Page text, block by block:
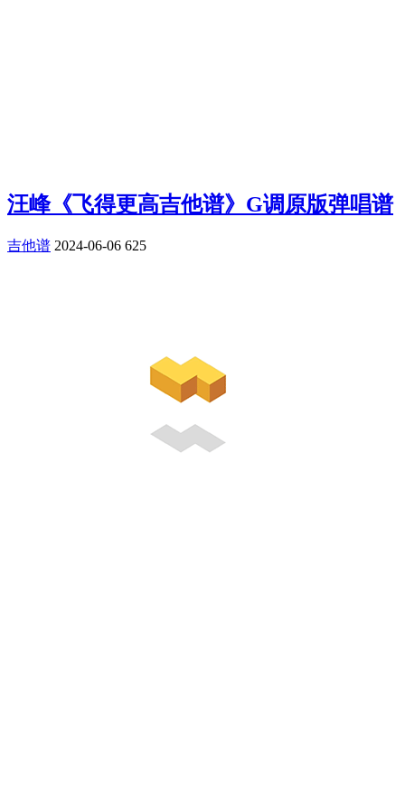
汪峰《飞得更高吉他谱》G调原版弹唱谱
吉他谱 2024-06-06 625